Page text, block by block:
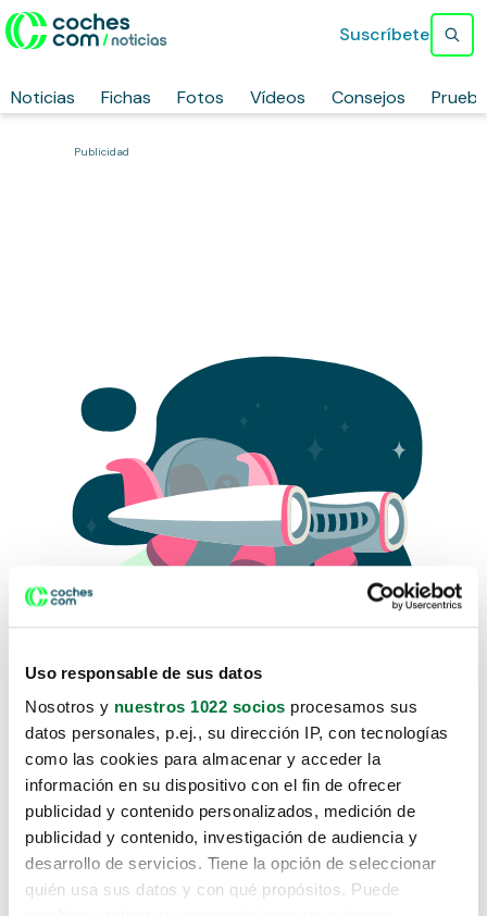
Uso responsable de sus datos
Nosotros y nuestros 1022 socios procesamos sus
datos personales, p.ej., su dirección IP, con tecnologías
como las cookies para almacenar y acceder la
información en su dispositivo con el fin de ofrecer
publicidad y contenido personalizados, medición de
publicidad y contenido, investigación de audiencia y
desarrollo de servicios. Tiene la opción de seleccionar
quién usa sus datos y con qué propósitos. Puede
Noticias Fichas Fotos Vídeos Consejos
Suscríbete
Publicidad
Lo sentimos, no sabemos como
te hemos traido hasta aquí.
Pero puedes encontrar el coche que estás
buscando en alguno de estos enlaces: